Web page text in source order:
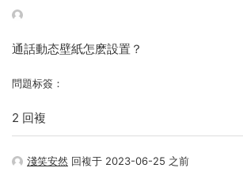
通話動态壁紙怎麽設置？
問題标簽：
2 回複
淺笑安然 回複于 2023-06-25 之前